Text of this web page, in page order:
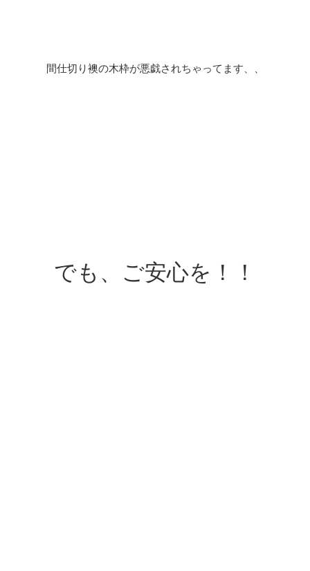
間仕切り襖の木枠が悪戯されちゃってます、、
でも、ご安心を！！